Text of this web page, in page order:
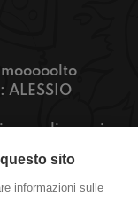
ALESSIO
quali sono i
sito
informazioni sulle